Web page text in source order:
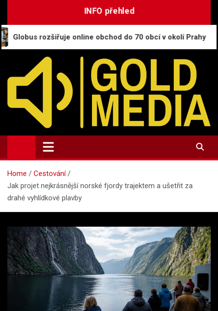
content
INFO přehled
online obchod do 70 obcí v okolí Prahy
GoldMedia.cz
Magazín a přehled informací
Home
Cestování
Jak projet nejkrásnější norské fjordy trajektem a ušetřit za
drahé vyhlídkové plavby